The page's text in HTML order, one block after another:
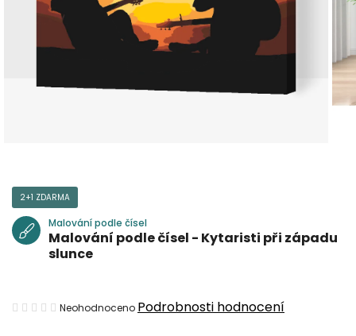
2+1 ZDARMA
Malování podle čísel
Malování podle čísel - Kytaristi při západu
slunce
Průměrné
Neohodnoceno Podrobnosti hodnocení